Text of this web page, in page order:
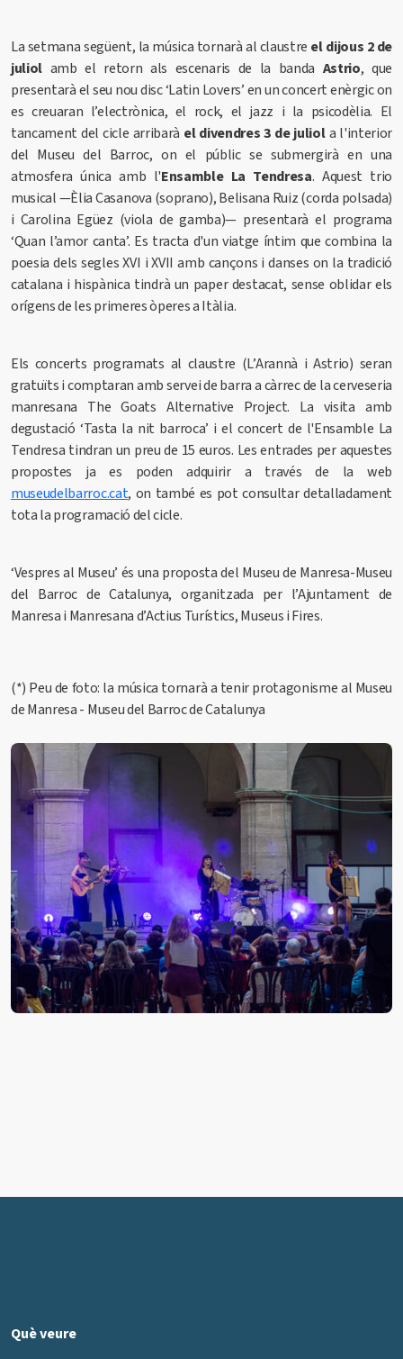
La setmana següent, la música tornarà al claustre el dijous 2 de
juliol amb el retorn als escenaris de la banda Astrio, que
presentarà el seu nou disc ‘Latin Lovers’en un concert enèrgic on
es creuaran l’electrònica, el rock, el jazz i la psicodèlia. El
tancament del cicle arribarà el divendres 3 de juliola l'interior
del Museu del Barroc, on el públic se submergirà en una
atmosfera única amb l'Ensamble La Tendresa. Aquest trio
musical —Èlia Casanova (soprano), Belisana Ruiz (corda polsada)
i Carolina Egüez (viola de gamba)— presentarà el programa
‘Quan l’amor canta’. Es tracta d'un viatge íntim que combina la
poesia dels segles XVI i XVII amb cançons i danses on la tradició
catalana i hispànica tindrà un paper destacat, sense oblidar els
orígens de les primeres òperes a Itàlia.
Els concerts programats al claustre (L’Arannà i Astrio) seran
gratuïts i comptaran amb servei de barra a càrrec de la cerveseria
manresana The Goats Alternative Project. La visita amb
degustació ‘Tasta la nit barroca’ i el concert de l'Ensamble La
Tendresa tindran un preu de 15 euros. Les entrades per aquestes
propostes ja es poden adquirir a través de la web
museudelbarroc.cat, on també es pot consultar detalladament
tota la programació del cicle.
‘Vespres al Museu’ és una proposta del Museu de Manresa-Museu
del Barroc de Catalunya, organitzada per l’Ajuntament de
Manresa i Manresana d’Actius Turístics, Museus i Fires.
(*) Peu de foto: la música tornarà a tenir protagonisme al Museu
de Manresa - Museu del Barroc de Catalunya
Què veure